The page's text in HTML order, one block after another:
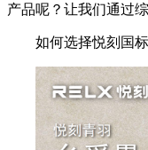
产品呢？让我们通过
如何选择悦刻国